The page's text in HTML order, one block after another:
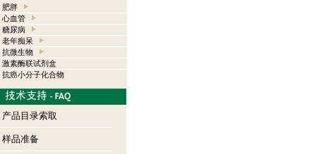
肥胖
心血管
糖尿病
老年痴呆
抗微生物
激素酶联试剂盒
抗癌小分子化合物
产品目录索取
样品准备